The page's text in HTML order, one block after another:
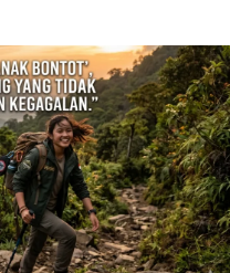
PERSONAL FINANCE
Hak Cipta
Kode Etik
Karir Site Map